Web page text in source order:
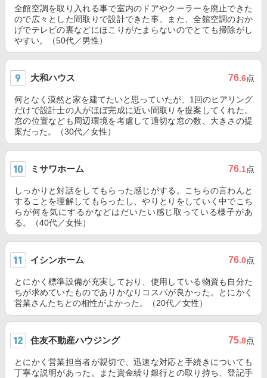
全館空調を取り入れる事で室内のドアやクーラーを廃止できた
ので広々とした間取りで設計できた事。また、全館空調のおか
げでテレビの裏などにほこりがたまらないのでとても掃除がし
やすい。（50代／男性）
大和ハウス 76.6点
何となく漠然と家を建てたいと思っていたが、1回のヒアリング
だけで設計士の人がほぼ完成に近い間取りを提案してくれた。
窓の位置なども周辺環境を考慮して適切な窓の数、大きさの提
案だった。（30代／女性）
ミサワホーム 76.1点
しっかりと対話をしてもらった感じがする。こちらの言わんと
することを理解してもらったし、やりとりをしていく中でこち
らが何を気にするかなどはだいたい感じ取っている様子があ
る。（40代／女性）
イシンホーム 76.0点
とにかく標準設備が充実しており、使用している物資も自分た
ちが求めていたものでありかなりコスパが良かった。とにかく
営業さんたちとの相性がよかった。（20代／女性）
住友不動産ハウジング 75.8点
とにかく営業担当者が親切で、迅速な対応と手続きについても
丁寧な説明があった。また資金繰り銀行との取り持ち、登記手